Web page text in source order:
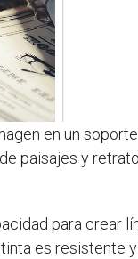
en un
paisajes y
para crear
es resistente